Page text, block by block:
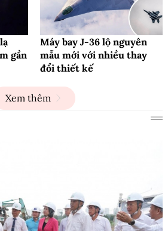
gần
Máy bay J-36 lộ nguyên
mẫu mới với nhiều thay
đổi thiết kế
Xem thêm